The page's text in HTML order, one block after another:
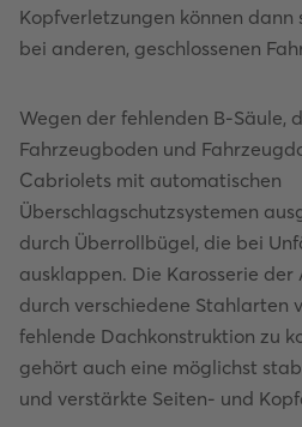
Kopfverletzungen können dann
bei anderen, geschlossenen
Wegen der fehlenden B-Säule,
Fahrzeugboden und
Cabriolets mit automatischen
Überschlagschutzsystemen
durch Überrollbügel, die bei
ausklappen. Die Karosserie
durch verschiedene Stahlarten
fehlende Dachkonstruktion zu
gehört auch eine möglichst
und verstärkte Seiten- und